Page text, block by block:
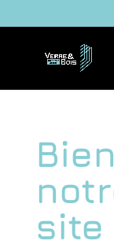
site